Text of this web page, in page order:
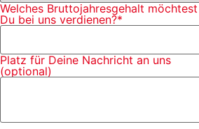
Welches Bruttojahresgehalt möchtest
Du bei uns verdienen?*
Platz für Deine Nachricht an uns
(optional)